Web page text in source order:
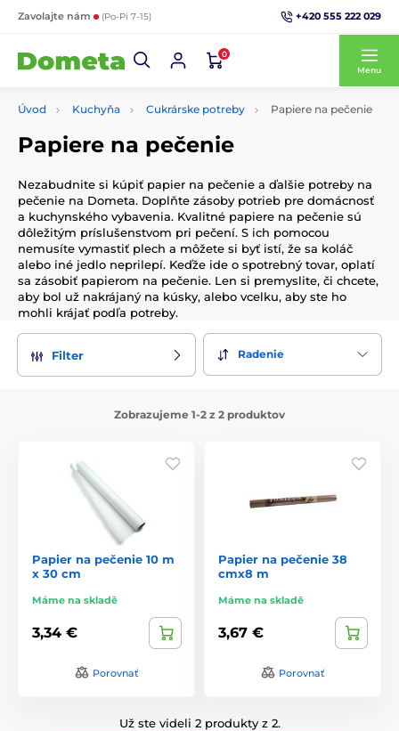
Zavolajte nám (Po-Pi 7-15) +420 555 222 029
0
Menu
Úvod Kuchyňa Cukrárske potreby Papiere na pečenie
Papiere na pečenie
Nezabudnite si kúpiť papier na pečenie a ďalšie potreby na
pečenie na Dometa. Doplňte zásoby potrieb pre domácnosť
a kuchynského vybavenia. Kvalitné papiere na pečenie sú
dôležitým príslušenstvom pri pečení. S ich pomocou
nemusíte vymastiť plech a môžete si byť istí, že sa koláč
alebo iné jedlo neprilepí. Keďže ide o spotrebný tovar, oplatí
sa zásobiť papierom na pečenie. Len si premyslite, či chcete,
aby bol už nakrájaný na kúsky, alebo vcelku, aby ste ho
mohli krájať podľa potreby.
Filter Radenie
Zobrazujeme 1-2 z 2 produktov
Papier na pečenie 10 m
x 30 cm
Máme na skladě
3,34 €
Porovnať
Papier na pečenie 38
cmx8 m
Máme na skladě
3,67 €
Porovnať
Už ste videli 2 produkty z 2.